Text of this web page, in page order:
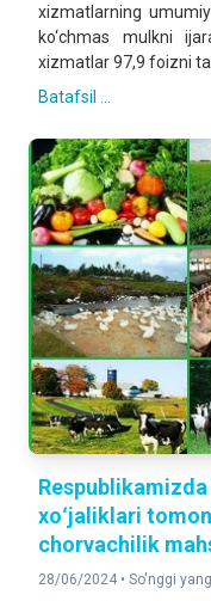
xizmatlarning
ko‘chmas mulkni
xizmatlar 97,9 foizni
Batafsil ...
xoʻjaliklari
chorvachilik
28/06/2024 • So'nggi